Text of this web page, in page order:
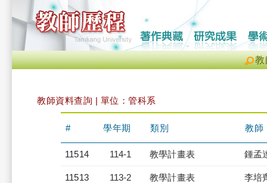
教
教師資料查詢 | 單位：管科系
# 學年期 類別 教師
11514 114-1 教學計畫表 鍾孟
11513 113-2 教學計畫表 李培